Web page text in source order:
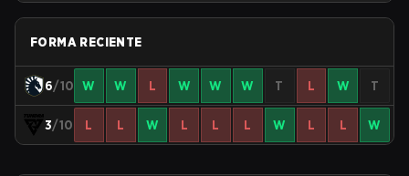
FORMA RECIENTE
6/10 W W L W W W T L W T
3/10 L L W L L L W L L W